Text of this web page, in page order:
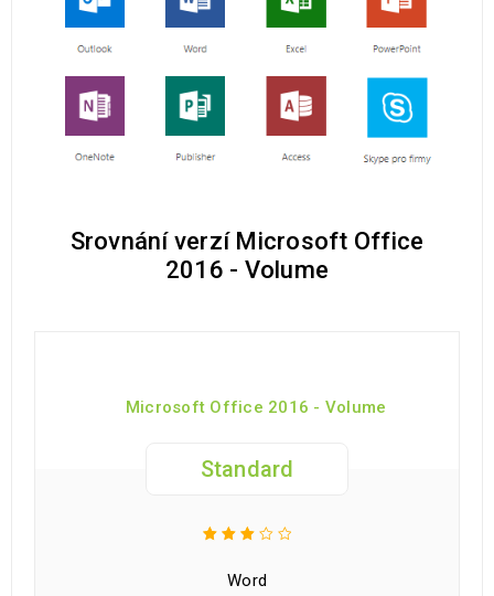
Srovnání verzí Microsoft Office
2016 - Volume
Microsoft Office 2016 - Volume
Standard
Word